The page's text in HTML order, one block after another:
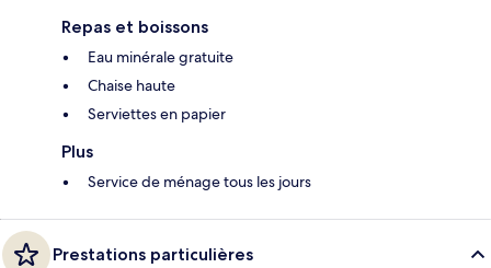
Repas et boissons
Eau minérale gratuite
Chaise haute
Serviettes en papier
Plus
Service de ménage tous les jours
Prestations particulières